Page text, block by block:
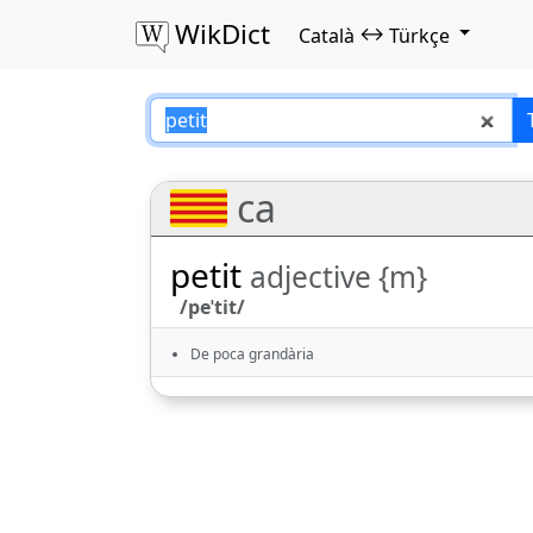
WikDict Català ↔ Türkçe
petit –
ca
petit adjective {m}
/peˈtit/
De poca grandària